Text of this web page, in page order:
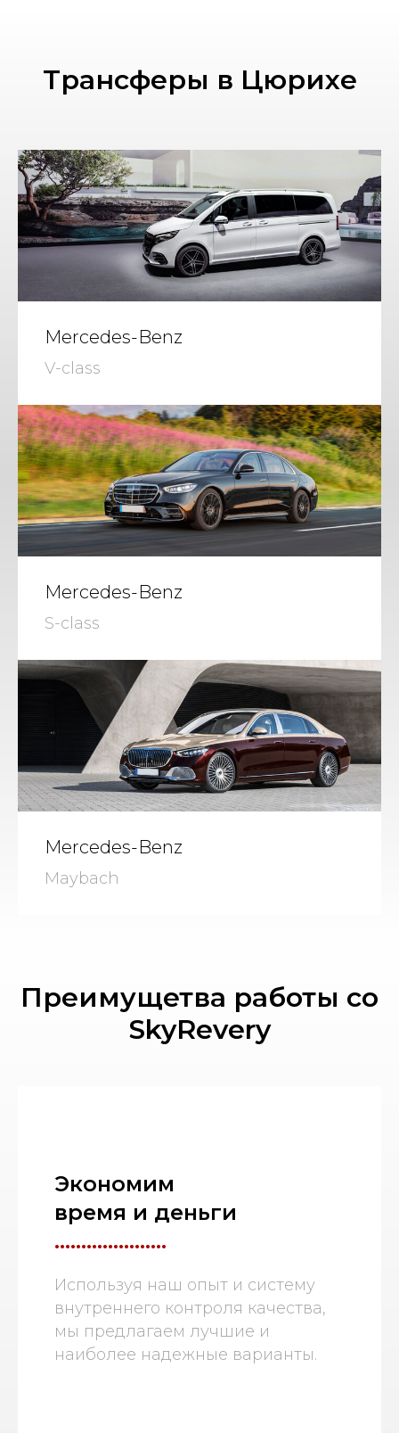
Трансферы в Цюрихе
Mercedes-Benz
V-class
Mercedes-Benz
S-class
Mercedes-Benz
Maybach
Преимущетва работы со
SkyRevery
Экономим
время и деньги
.....................
Используя наш опыт и систему
внутреннего контроля качества,
мы предлагаем лучшие и
наиболее надежные варианты.